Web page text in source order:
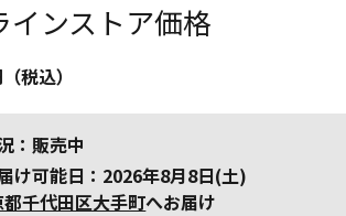
インストア価格
税込）
：販売中
け可能日：2026年8月8日(土)
千代田区大手町へお届け